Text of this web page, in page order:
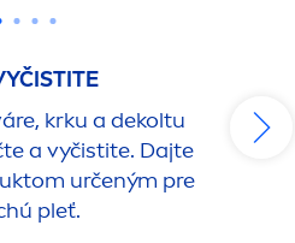
krku a dekoltu
a vyčistite. Dajte
určeným pre
pleť.